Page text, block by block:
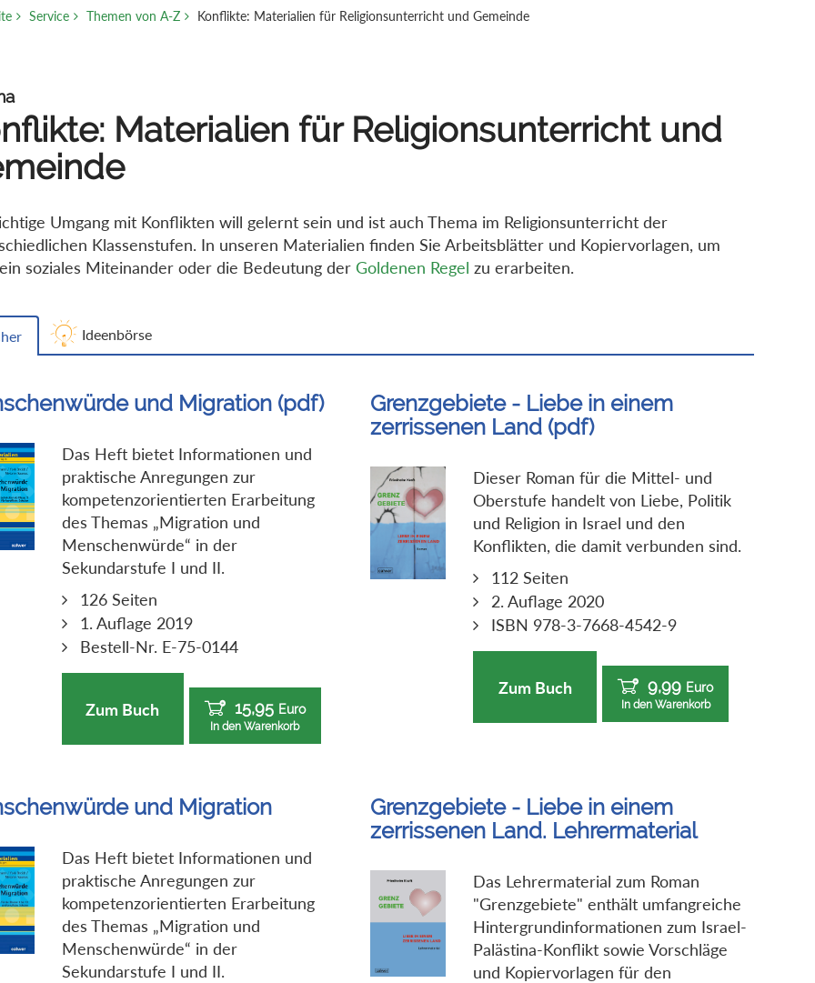
Service Themen von A-Z Konflikte: Materialien für Religionsunterricht und Gemeinde
Materialien für Religionsunterricht und
Umgang mit Konflikten will gelernt sein und ist auch Thema im Religionsunterricht der
Klassenstufen. In unseren Materialien finden Sie Arbeitsblätter und Kopiervorlagen, um
soziales Miteinander oder die Bedeutung derGoldenen Regelzu erarbeiten.
Ideenbörse
und Migration (pdf)
Das Heft bietet Informationen und
praktische Anregungen zur
kompetenzorientierten Erarbeitung
des Themas „Migration und
Menschenwürde“ in der
Sekundarstufe I und II.
126 Seiten
1. Auflage 2019
Bestell-Nr. E-75-0144
Zum Buch 15,95 Euro
In den Warenkorb
Grenzgebiete - Liebe in einem
zerrissenen Land (pdf)
Dieser Roman für die Mittel- und
Oberstufe handelt von Liebe, Politik
und Religion in Israel und den
Konflikten, die damit verbunden sind.
112 Seiten
2. Auflage 2020
ISBN 978-3-7668-4542-9
Zum Buch 9,99 Euro
In den Warenkorb
und Migration
Das Heft bietet Informationen und
praktische Anregungen zur
kompetenzorientierten Erarbeitung
des Themas „Migration und
Menschenwürde“ in der
Sekundarstufe I und II.
Grenzgebiete - Liebe in einem
zerrissenen Land. Lehrermaterial
Das Lehrermaterial zum Roman
"Grenzgebiete" enthält umfangreiche
Hintergrundinformationen zum Israel-
Palästina-Konflikt sowie Vorschläge
und Kopiervorlagen für den